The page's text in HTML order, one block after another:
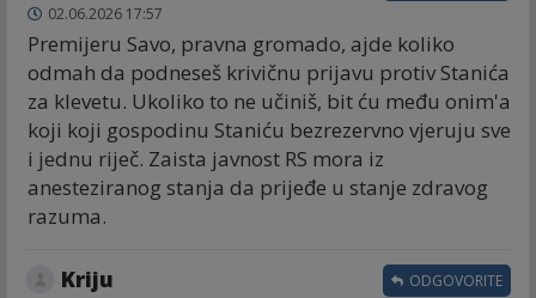
02.06.2026 17:57
Premijeru Savo, pravna gromado, ajde koliko
odmah da podneseš krivičnu prijavu protiv Stanića
za klevetu. Ukoliko to ne učiniš, bit ću među onim'a
koji koji gospodinu Staniću bezrezervno vjeruju sve
i jednu riječ. Zaista javnost RS mora iz
anesteziranog stanja da prijeđe u stanje zdravog
razuma.
Kriju ODGOVORITE